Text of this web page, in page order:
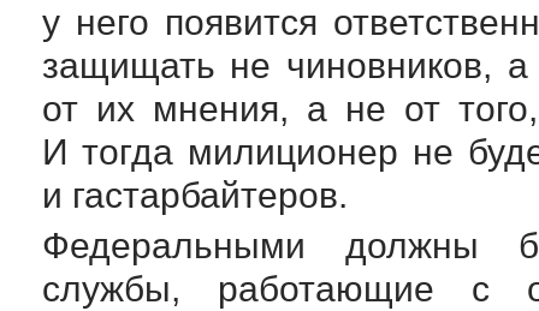
у него появится
защищать не чиновников, а
от их мнения, а не от
И тогда милиционер не
и гастарбайтеров.
Федеральными должны
службы, работающие с